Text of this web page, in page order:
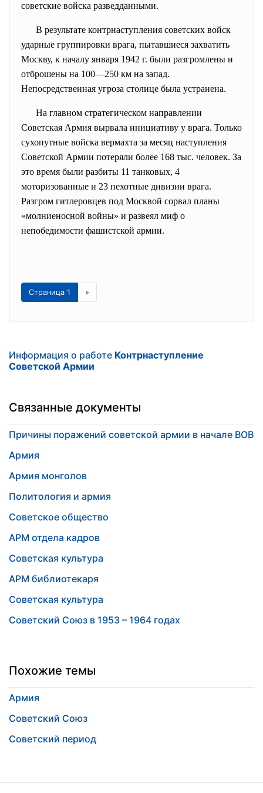
советские войска разведданными.
В результате контрнаступления советских войск
ударные группировки врага, пытавшиеся захватить
Москву, к началу января 1942 г. были разгромлены и
отброшены на 100—250 км на запад.
Непосредственная угроза столице была устранена.
На главном стратегическом направлении
Советская Армия вырвала инициативу у врага. Только
сухопутные войска вермахта за месяц наступления
Советской Армии потеряли более 168 тыс. человек. За
это время были разбиты 11 танковых, 4
моторизованные и 23 пехотные дивизии врага.
Разгром гитлеровцев под Москвой сорвал планы
«молниеносной войны» и развеял миф о
непобедимости фашистской армии.
Страница 1 »
Информация о работе Контрнаступление
Советской Армии
Связанные документы
Причины поражений советской армии в начале ВОВ
Армия
Армия монголов
Политология и армия
Советское общество
АРМ отдела кадров
Советская культура
АРМ библиотекаря
Советская культура
Советский Союз в 1953 – 1964 годах
Похожие темы
Армия
Советский Союз
Советский период